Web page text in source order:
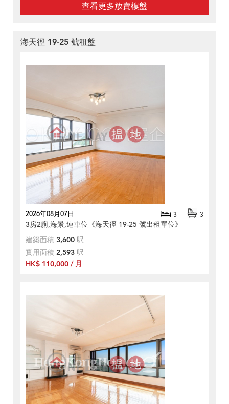
查看更多放賣樓盤
海天徑 19-25 號租盤
2026年08月07日 3 3
3房2廁,海景,連車位《海天徑 19-25 號出租單位》
建築面積 3,600 呎
實用面積 2,593 呎
HK$ 110,000 / 月